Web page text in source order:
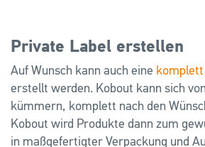
Private Label erstellen
Auf Wunsch kann auch eine komplett
erstellt werden. Kobout kann sich
kümmern, komplett nach den
Kobout wird Produkte dann zum
in maßgefertigter Verpackung und